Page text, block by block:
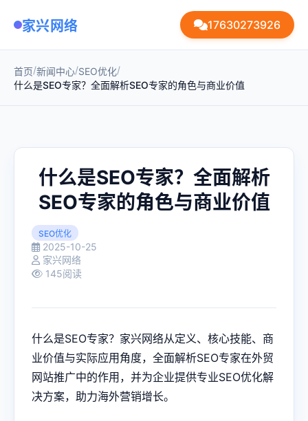
家兴网络 17630273926
首页/新闻中心/SEO优化/
什么是SEO专家？全面解析SEO专家的角色与商业价值
什么是SEO专家？全面解析
SEO专家的角色与商业价值
SEO优化
2025-10-25
家兴网络
145阅读
什么是SEO专家？家兴网络从定义、核心技能、商
业价值与实际应用角度，全面解析SEO专家在外贸
网站推广中的作用，并为企业提供专业SEO优化解
决方案，助力海外营销增长。